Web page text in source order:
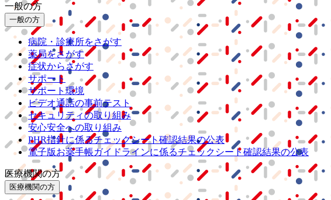
一般の方
一般の方
病院・診療所をさがす
薬局をさがす
症状からさがす
サポート
サポート環境
ビデオ通話の事前テスト
セキュリティの取り組み
安心安全への取り組み
PHR指針に係るチェックシート確認結果の公表
電子版お薬手帳ガイドラインに係るチェックシート確認結果の公表
医療機関の方
医療機関の方